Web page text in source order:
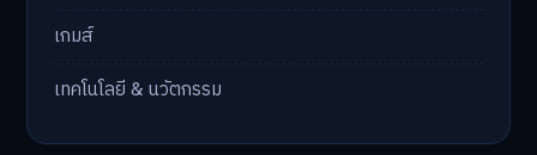
เกมส์
เทคโนโลยี & นวัตกรรม